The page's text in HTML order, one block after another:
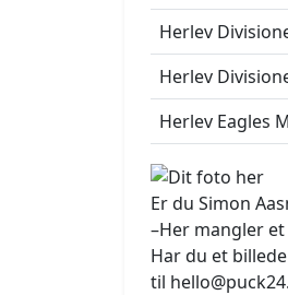
Herlev
Herlev
Herlev Eagles
Er du Simon
–Her mangler
Har du et
til